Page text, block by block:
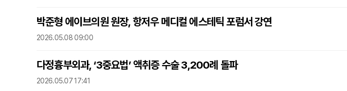
박준형 에이브의원 원장, 항저우 메디컬 에스테틱 포럼서 강연
2026.05.08 09:00
다정흉부외과, ‘3중요법’ 액취증 수술 3,200례 돌파
2026.05.07 17:41